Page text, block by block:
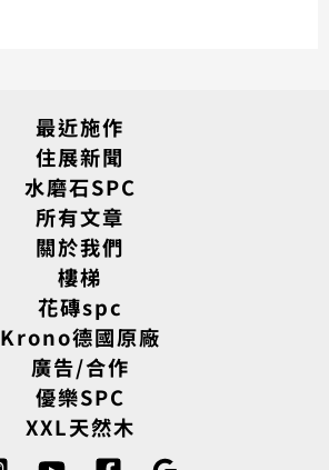
最近施作
住展新聞
水磨石SPC
所有文章
關於我們
樓梯
花磚spc
Krono德國原廠
廣告/合作
優樂SPC
XXL天然木